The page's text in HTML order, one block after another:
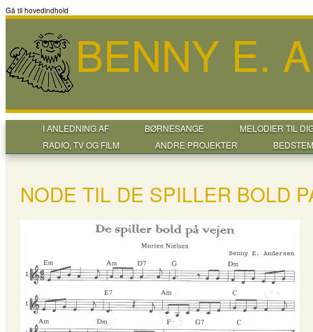
Gå til hovedindhold
BENNY E.
I ANLEDNING AF BØRNESANGE
MELODIER TIL
RADIO, TV OG FILM
ANDRE PROJEKTER
NODE TIL DE SPILLER BOLD